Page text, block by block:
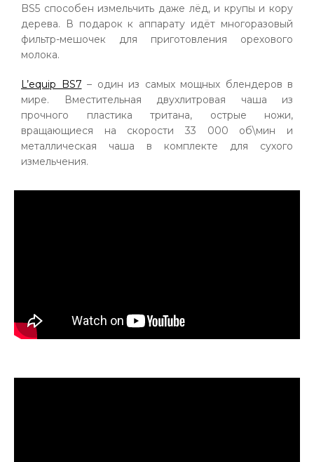
BS5 способен измельчить даже лёд, и крупы и кору
дерева. В подарок к аппарату идёт многоразовый
фильтр-мешочек для приготовления орехового
молока.
L’equip BS7 – один из самых мощных блендеров в
мире. Вместительная двухлитровая чаша из
прочного пластика тритана, острые ножи,
вращающиеся на скорости 33 000 об\мин и
металлическая чаша в комплекте для сухого
измельчения.